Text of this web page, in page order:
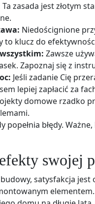
Ta zasada jest złotym
Niedoścignione
to klucz do
Zawsze
Zapoznaj się z
Jeśli zadanie Cię
lepiej zapłacić za
domowe rzadko
popełnia błędy.
swojej
satysfakcja
elementem.